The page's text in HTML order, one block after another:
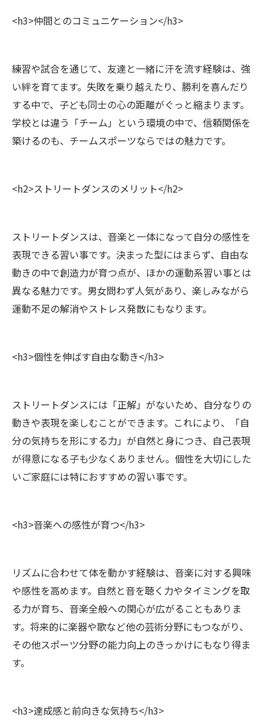
<h3>仲間とのコミュニケーション</h3>
練習や試合を通じて、友達と一緒に汗を流す経験は、強
い絆を育てます。失敗を乗り越えたり、勝利を喜んだり
する中で、子ども同士の心の距離がぐっと縮まります。
学校とは違う「チーム」という環境の中で、信頼関係を
築けるのも、チームスポーツならではの魅力です。
<h2>ストリートダンスのメリット</h2>
ストリートダンスは、音楽と一体になって自分の感性を
表現できる習い事です。決まった型にはまらず、自由な
動きの中で創造力が育つ点が、ほかの運動系習い事とは
異なる魅力です。男女問わず人気があり、楽しみながら
運動不足の解消やストレス発散にもなります。
<h3>個性を伸ばす自由な動き</h3>
ストリートダンスには「正解」がないため、自分なりの
動きや表現を楽しむことができます。これにより、「自
分の気持ちを形にする力」が自然と身につき、自己表現
が得意になる子も少なくありません。個性を大切にした
いご家庭には特におすすめの習い事です。
<h3>音楽への感性が育つ</h3>
リズムに合わせて体を動かす経験は、音楽に対する興味
や感性を高めます。自然と音を聴く力やタイミングを取
る力が育ち、音楽全般への関心が広がることもありま
す。将来的に楽器や歌など他の芸術分野にもつながり、
その他スポーツ分野の能力向上のきっかけにもなり得ま
す。
<h3>達成感と前向きな気持ち</h3>